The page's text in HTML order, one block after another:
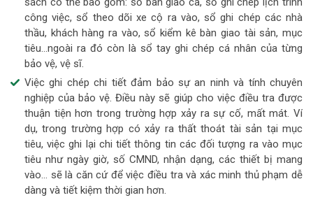
công việc, sổ theo dõi xe cộ ra vào, sổ ghi chép các nhà
thầu, khách hàng ra vào, sổ kiểm kê bàn giao tài sản, mục
tiêu…ngoài ra đó còn là sổ tay ghi chép cá nhân của từng
bảo vệ, vệ sĩ.
Việc ghi chép chi tiết đảm bảo sự an ninh và tính chuyên
nghiệp của bảo vệ. Điều này sẽ giúp cho việc điều tra được
thuận tiện hơn trong trường hợp xảy ra sự cố, mất mát. Ví
dụ, trong trường hợp có xảy ra thất thoát tài sản tại mục
tiêu, việc ghi lại chi tiết thông tin các đối tượng ra vào mục
tiêu như ngày giờ, số CMND, nhận dạng, các thiết bị mang
vào… sẽ là căn cứ để việc điều tra và xác minh thủ phạm dễ
dàng và tiết kiệm thời gian hơn.